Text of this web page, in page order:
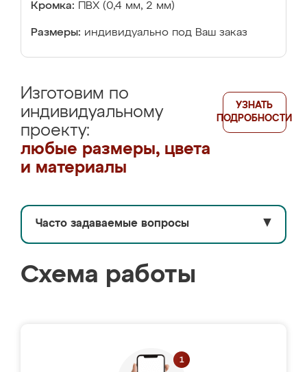
Кромка: ПВХ (0,4 мм, 2 мм)
Размеры: индивидуально под Ваш заказ
Изготовим по
индивидуальному
проекту:
любые размеры, цвета
и материалы
УЗНАТЬ
ПОДРОБНОСТИ
Часто задаваемые вопросы ▼
Схема работы